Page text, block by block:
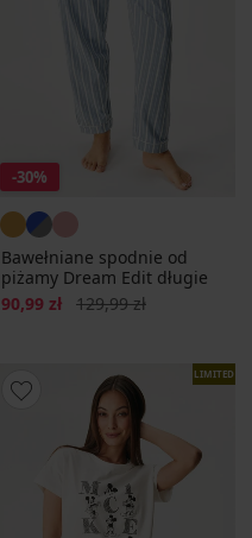
-30%
Bawełniane spodnie od
piżamy Dream Edit długie
Zniżka
90,99 zł Pierwotna cena
129,99 zł
LIMITED